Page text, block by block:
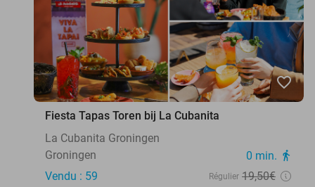
favorite_border
Fiesta Tapas Toren bij La Cubanita
La Cubanita Groningen
Groningen
0 min. directions_walk
Vendu : 59 Régulier 19,50€